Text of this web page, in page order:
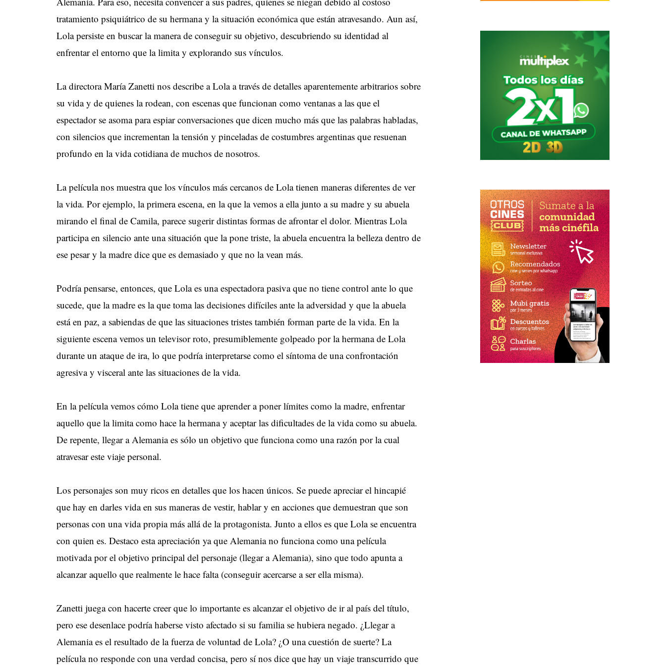
tratamiento psiquiátrico de su hermana y la situación económica que están atravesando. Aun así,
Lola persiste en buscar la manera de conseguir su objetivo, descubriendo su identidad al
enfrentar el entorno que la limita y explorando sus vínculos.
La directora María Zanetti nos describe a Lola a través de detalles aparentemente arbitrarios sobre
su vida y de quienes la rodean, con escenas que funcionan como ventanas a las que el
espectador se asoma para espiar conversaciones que dicen mucho más que las palabras habladas,
con silencios que incrementan la tensión y pinceladas de costumbres argentinas que resuenan
profundo en la vida cotidiana de muchos de nosotros.
La película nos muestra que los vínculos más cercanos de Lola tienen maneras diferentes de ver
la vida. Por ejemplo, la primera escena, en la que la vemos a ella junto a su madre y su abuela
mirando el final de Camila, parece sugerir distintas formas de afrontar el dolor. Mientras Lola
participa en silencio ante una situación que la pone triste, la abuela encuentra la belleza dentro de
ese pesar y la madre dice que es demasiado y que no la vean más.
Podría pensarse, entonces, que Lola es una espectadora pasiva que no tiene control ante lo que
sucede, que la madre es la que toma las decisiones difíciles ante la adversidad y que la abuela
está en paz, a sabiendas de que las situaciones tristes también forman parte de la vida. En la
siguiente escena vemos un televisor roto, presumiblemente golpeado por la hermana de Lola
durante un ataque de ira, lo que podría interpretarse como el síntoma de una confrontación
agresiva y visceral ante las situaciones de la vida.
En la película vemos cómo Lola tiene que aprender a poner límites como la madre, enfrentar
aquello que la limita como hace la hermana y aceptar las dificultades de la vida como su abuela.
De repente, llegar a Alemania es sólo un objetivo que funciona como una razón por la cual
atravesar este viaje personal.
Los personajes son muy ricos en detalles que los hacen únicos. Se puede apreciar el hincapié
que hay en darles vida en sus maneras de vestir, hablar y en acciones que demuestran que son
personas con una vida propia más allá de la protagonista. Junto a ellos es que Lola se encuentra
con quien es. Destaco esta apreciación ya que Alemania no funciona como una película
motivada por el objetivo principal del personaje (llegar a Alemania), sino que todo apunta a
alcanzar aquello que realmente le hace falta (conseguir acercarse a ser ella misma).
Zanetti juega con hacerte creer que lo importante es alcanzar el objetivo de ir al país del título,
pero ese desenlace podría haberse visto afectado si su familia se hubiera negado. ¿Llegar a
Alemania es el resultado de la fuerza de voluntad de Lola? ¿O una cuestión de suerte? La
película no responde con una verdad concisa, pero sí nos dice que hay un viaje transcurrido que